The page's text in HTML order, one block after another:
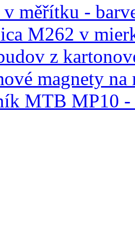
v měřítku -
M262 v
z
magnety na
MTB MP10